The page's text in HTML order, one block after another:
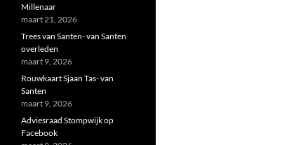
Millenaar
maart 21, 2026
Trees van Santen- van Santen
overleden
maart 9, 2026
Rouwkaart Sjaan Tas- van
Santen
maart 9, 2026
Adviesraad Stompwijk op
Facebook